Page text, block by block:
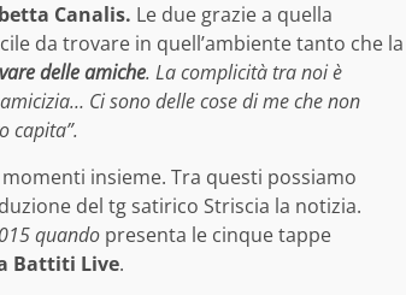
Canalis. Le due grazie a quella
da trovare in quell’ambiente tanto che la
delle amiche. La complicità tra noi è
Ci sono delle cose di me che non
capita”.
insieme. Tra questi possiamo
del tg satirico Striscia la notizia.
quando presenta le cinque tappe
Battiti Live.